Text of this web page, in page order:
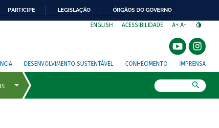
PARTICIPE LEGISLAÇÃO ÓRGÃOS DO GOVERNO
ENGLISH ACESSIBILIDADE A+ A-
DESENVOLVIMENTO SUSTENTÁVEL CONHECIMENTO IMPRENSA